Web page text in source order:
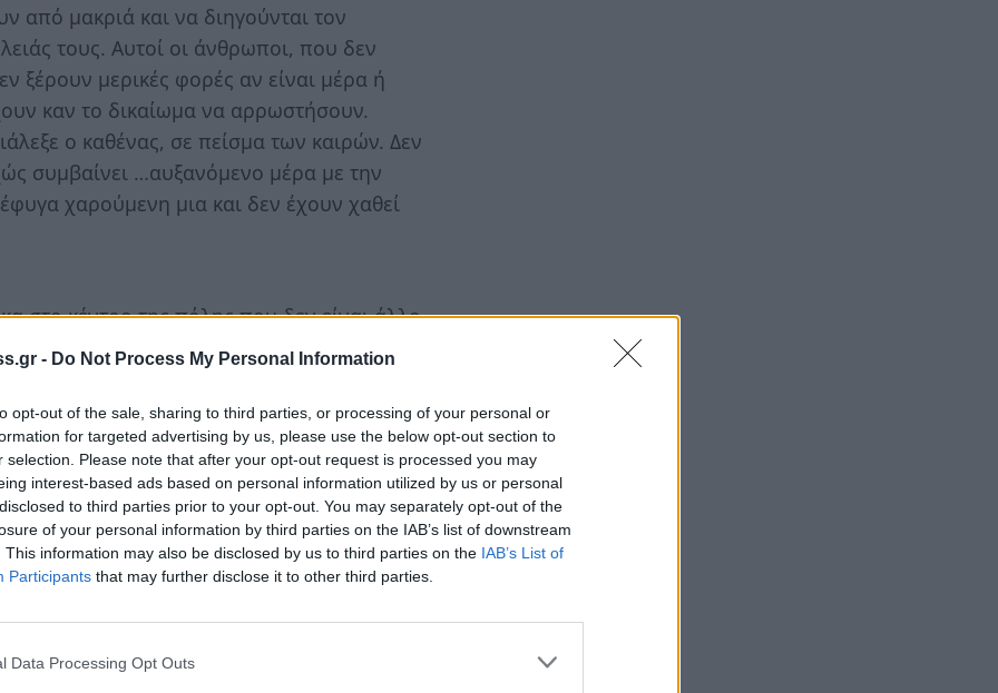
- Do Not Process My Personal Information
opt-out of the sale, sharing to third parties, or processing of your personal or
for targeted advertising by us, please use the below opt-out section to
selection. Please note that after your opt-out request is processed you may
interest-based ads based on personal information utilized by us or personal
to third parties prior to your opt-out. You may separately opt-out of the
of your personal information by third parties on the IAB’s list of downstream
This information may also be disclosed by us to third parties on the IAB’s List of
Participants that may further disclose it to other third parties.
Data Processing Opt Outs
από μακριά και να διηγούνται τον
τους. Αυτοί οι άνθρωποι, που δεν
ξέρουν μερικές φορές αν είναι μέρα ή
καν το δικαίωμα να αρρωστήσουν.
ο καθένας, σε πείσμα των καιρών. Δεν
συμβαίνει …αυξανόμενο μέρα με την
χαρούμενη μια και δεν έχουν χαθεί
στο κέντρο της πόλης που δεν είναι άλλο
δεν ξέρω γιατί, έρχονται στο μυαλό οι
Πλέις».
ηλιόλουστη η μέρα και έγνεφε στον καθένα
της Πλατείας τις καθημερινές; Ποιοι
πίνουν τον καφέ τους και σχολιάζουν στο
είναι οι
Δούλεψαν στη ζωή τους, κουράστηκαν (οι